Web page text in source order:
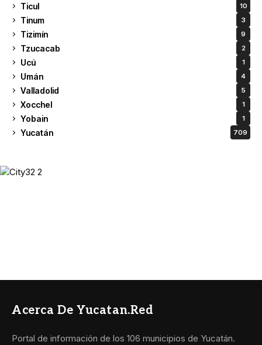
Ticul 10
Tinum 3
Tizimín 9
Tzucacab 2
Ucú 1
Umán 4
Valladolid 5
Xocchel 1
Yobain 1
Yucatán 709
Acerca De Yucatan.red
Portal de información de los 106 municipios de Yucatán.